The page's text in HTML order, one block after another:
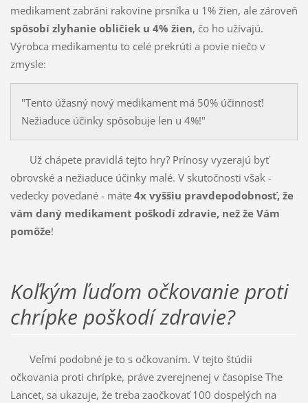
medikament zabráni rakovine prsníka u 1% žien, ale zároveň
spôsobí zlyhanie obličiek u 4% žien, čo ho užívajú.
Výrobca medikamentu to celé prekrúti a povie niečo v
zmysle:
"Tento úžasný nový medikament má 50% účinnosť!
Nežiaduce účinky spôsobuje len u 4%!"
Už chápete pravidlá tejto hry? Prínosy vyzerajú byť
obrovské a nežiaduce účinky malé. V skutočnosti však -
vedecky povedané - máte 4x vyššiu pravdepodobnosť, že
vám daný medikament poškodí zdravie, než že Vám
pomôže!
Koľkým ľuďom očkovanie proti
chrípke poškodí zdravie?
Veľmi podobné je to s očkovaním. V tejto štúdii
očkovania proti chrípke, práve zverejnenej v časopise The
Lancet, sa ukazuje, že treba zaočkovať 100 dospelých na